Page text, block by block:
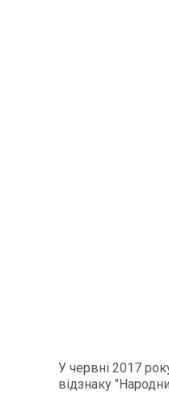
У червні 2017
відзнаку